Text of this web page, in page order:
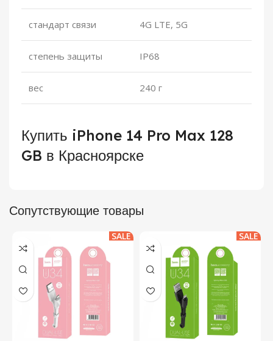
стандарт связи 4G LTE, 5G
степень защиты IP68
вес 240 г
Купить iPhone 14 Pro Max 128
GB в Красноярске
Сопутствующие товары
SALE SALE